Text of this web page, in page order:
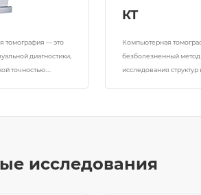
томография — это
диагностики,
точностью
КТ
Компьютерная
безболезненный
исследования
исследования